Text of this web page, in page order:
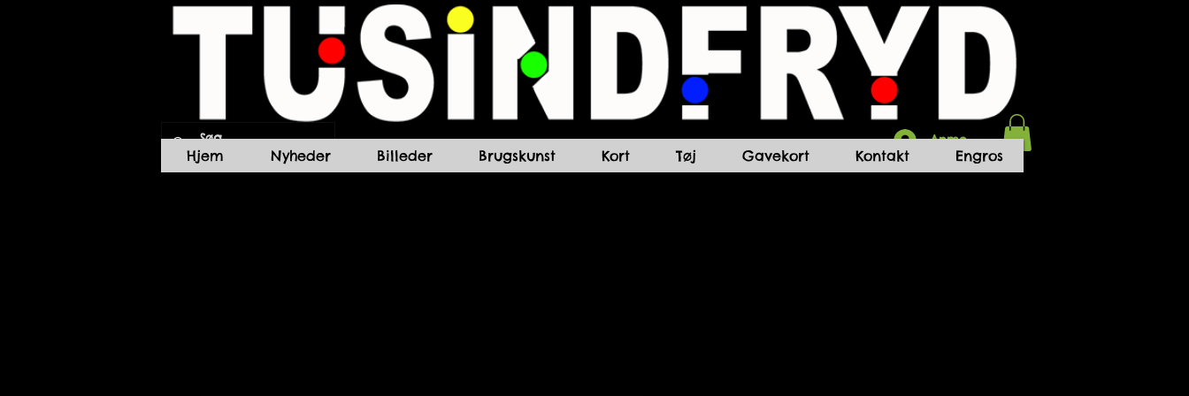
Anmelden
Hjem Nyheder Billeder Brugskunst Kort Tøj Gavekort Kontakt Engros